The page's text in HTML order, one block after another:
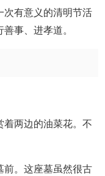
次有意义的清明节活
事、进孝道。
着两边的油菜花。不
前。这座墓虽然很古